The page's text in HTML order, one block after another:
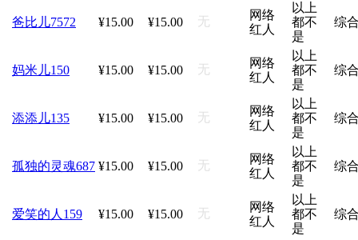
爸比儿7572 ¥15.00 ¥15.00 无
网络
红人
以上
都不
是
综
妈米儿150 ¥15.00 ¥15.00 无
网络
红人
以上
都不
是
综
添添儿135 ¥15.00 ¥15.00 无
网络
红人
以上
都不
是
综
孤独的灵魂687 ¥15.00 ¥15.00 无
网络
红人
以上
都不
是
综
爱笑的人159 ¥15.00 ¥15.00 无
网络
红人
以上
都不
是
综